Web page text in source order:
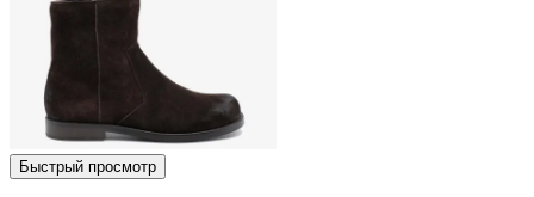
Быстрый просмотр